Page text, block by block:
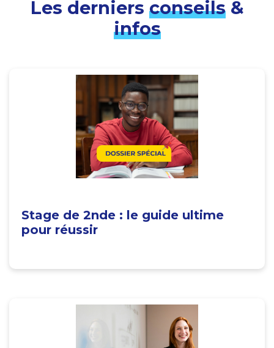
Les derniers conseils&
infos
Stage de 2nde : le guide ultime
pour réussir